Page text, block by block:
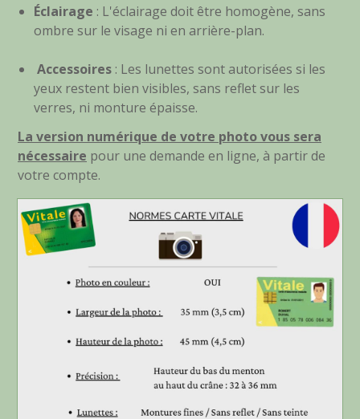
Éclairage : L'éclairage doit être homogène, sans
ombre sur le visage ni en arrière-plan.
Accessoires : Les lunettes sont autorisées si les
yeux restent bien visibles, sans reflet sur les
verres, ni monture épaisse.
La version numérique de votre photo vous sera
nécessaire pour une demande en ligne, à partir de
votre compte.